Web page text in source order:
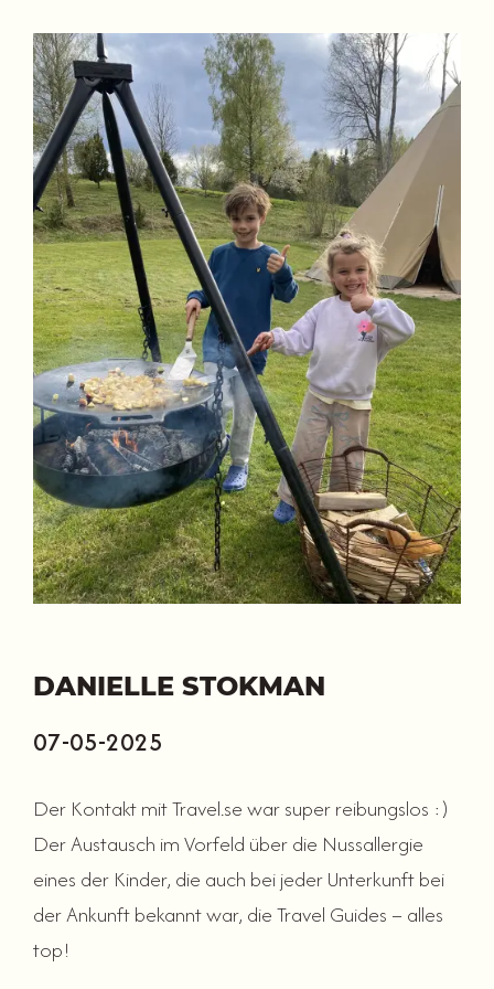
DANIELLE STOKMAN
07-05-2025
Der Kontakt mit Travel.se war super reibungslos :)
Der Austausch im Vorfeld über die Nussallergie
eines der Kinder, die auch bei jeder Unterkunft bei
der Ankunft bekannt war, die Travel Guides – alles
top!